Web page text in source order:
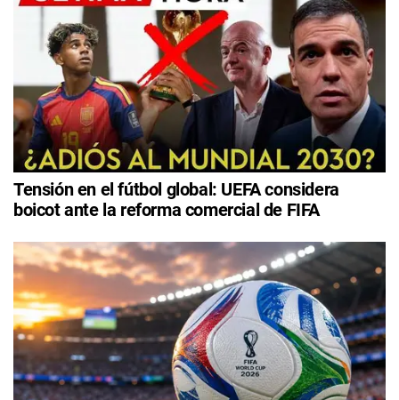
Tensión en el fútbol global: UEFA considera
boicot ante la reforma comercial de FIFA